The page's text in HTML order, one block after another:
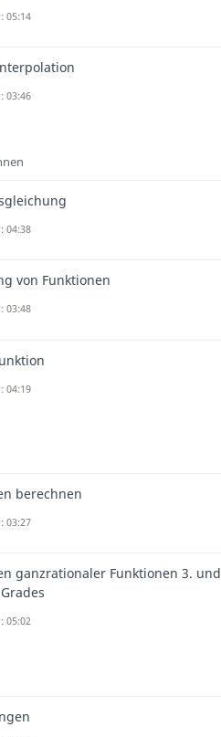
05:14
03:46
04:38
von Funktionen
03:48
04:19
berechnen
03:27
ganzrationaler Funktionen 3. und
05:02